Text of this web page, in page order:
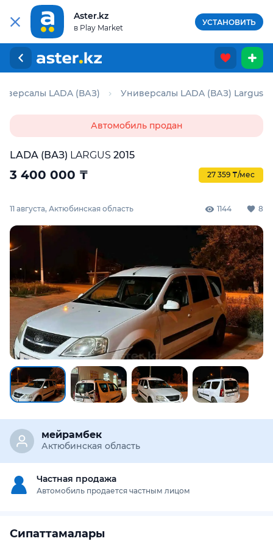
Aster.kz
в Play Market
УСТАНОВИТЬ
LADA (ВАЗ) Универсалы LADA (ВАЗ) Largus
Автомобиль продан
LADA (ВАЗ) LARGUS 2015
3 400 000 ₸ 27 359 ₸/мес
11 августа, Актюбинская область 1144 8
мейрамбек
Актюбинская область
Частная продажа
Автомобиль продается частным лицом
Сипаттамалары